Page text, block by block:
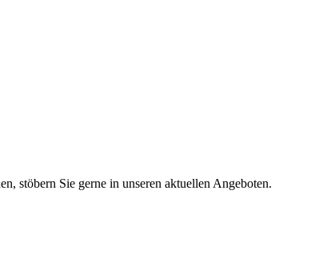
stöbern Sie gerne in unseren aktuellen Angeboten.